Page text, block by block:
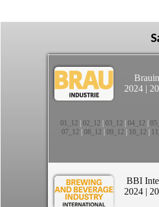
2024 |
01_12 02_12 03_12 04_12
07_12
08_12 09_12 10_12
BBI
2024 |